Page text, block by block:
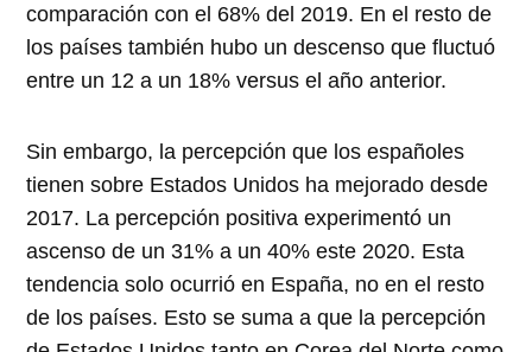
comparación con el 68% del 2019. En el resto de
los países también hubo un descenso que fluctuó
entre un 12 a un 18% versus el año anterior.
Sin embargo, la percepción que los españoles
tienen sobre Estados Unidos ha mejorado desde
2017. La percepción positiva experimentó un
ascenso de un 31% a un 40% este 2020. Esta
tendencia solo ocurrió en España, no en el resto
de los países. Esto se suma a que la percepción